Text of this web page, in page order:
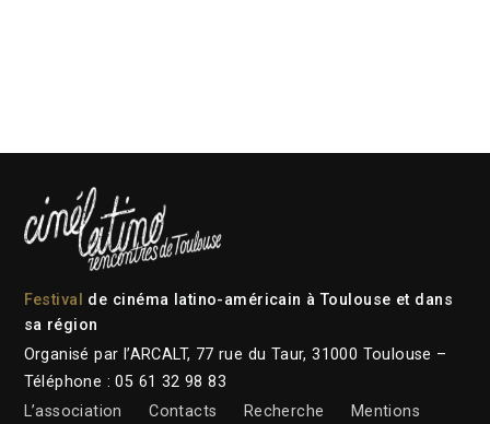
Festival
de cinéma latino-américain à Toulouse et dans
sa région
Organisé par l’ARCALT, 77 rue du Taur, 31000 Toulouse –
Téléphone : 05 61 32 98 83
L’association
Contacts Recherche
Mentions